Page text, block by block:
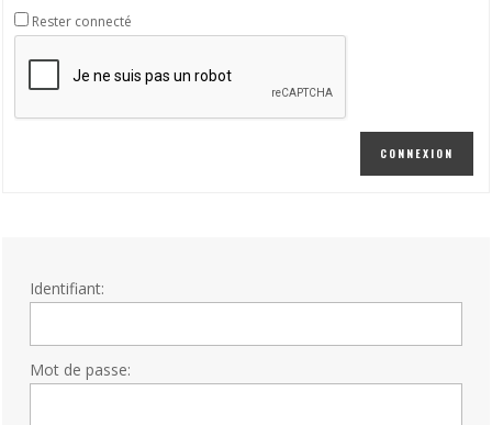
Rester connecté
CONNEXION
Identifiant:
Mot de passe: